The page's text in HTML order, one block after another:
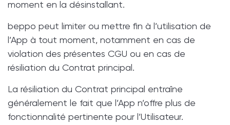
moment en la désinstallant.
beppo peut limiter ou mettre fin à l’utilisation de
l’App à tout moment, notamment en cas de
violation des présentes CGU ou en cas de
résiliation du Contrat principal.
La résiliation du Contrat principal entraîne
généralement le fait que l’App n’offre plus de
fonctionnalité pertinente pour l’Utilisateur.